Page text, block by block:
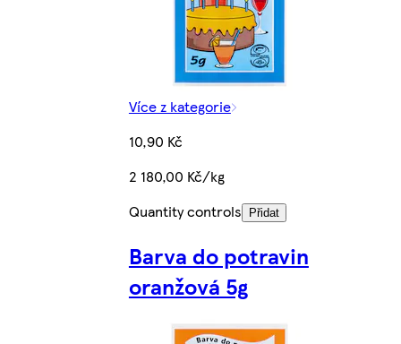
Více z kategorie
10,90 Kč
2 180,00 Kč/kg
Quantity controls
Přidat
Barva do potravin
oranžová 5g